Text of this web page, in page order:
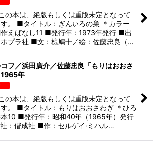
絞り込む
の本は、絶版もしくは重版未定となって
す。 ■タイトル：ぎんいろの巣 ＊カラー
作えばなし11 ■発行年：1973年発行 ■出
ポプラ社 ■文：椋鳩十／絵：佐藤忠良（…
コフ／浜田廣介／佐藤忠良「もりはおおさ
年
の本は、絶版もしくは重版未定となって
。 ■タイトル：もりはおおさわぎ ＊ひろ
本10 ■発行年：昭和40年（1965年）発行
：偕成社 ■作：セルゲイ·ミハル…